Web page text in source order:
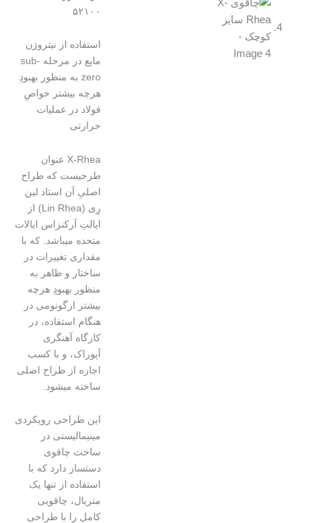
۵۲۱۰۰
استفاده از نیتروژن
مایع در مرحله sub-
zero به منظور بهبودِ
هرچه بیشتر خواصِ
فولاد در عملیات
حرارتی
X-Rhea عنوان
طرحیست که طراح
اصلیِ آن استاد لین
رِی (Lin Rhea) از
ایالتِ آرکنزاس ایالات
متحده میباشد. که با
مقداری تغییرات در
ساختار و ظاهر به
منظور بهبودِ هرچه
بیشتر ارگونومی در
هنگام استفاده، در
کارگاه آهنگری
آپوراک، و با کسب
اجازه از طراح اصلی
ساخته میشود.
این طراحی رویکردی
مینیمالیستی در
ساخت چاقوی
دستساز دارد که با
استفاده از تنها یک
متریال، چاقویی
کامل را با طراحی